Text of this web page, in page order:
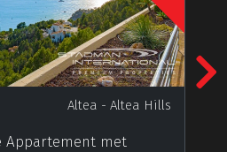
Altea - Altea Hills
Appartement met